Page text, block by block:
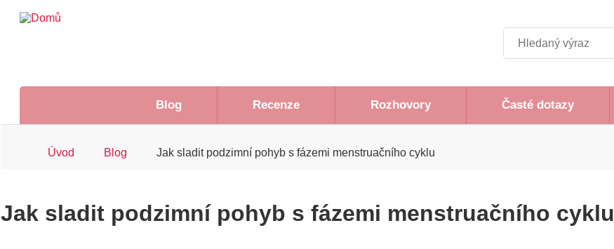
Hledat
navigace
Blog Recenze Rozhovory Časté dotazy
Drobečková
Úvod Blog Jak sladit podzimní pohyb s fázemi menstruačního cyklu
Jak sladit podzimní pohyb s fázemi menstruačního cyklu